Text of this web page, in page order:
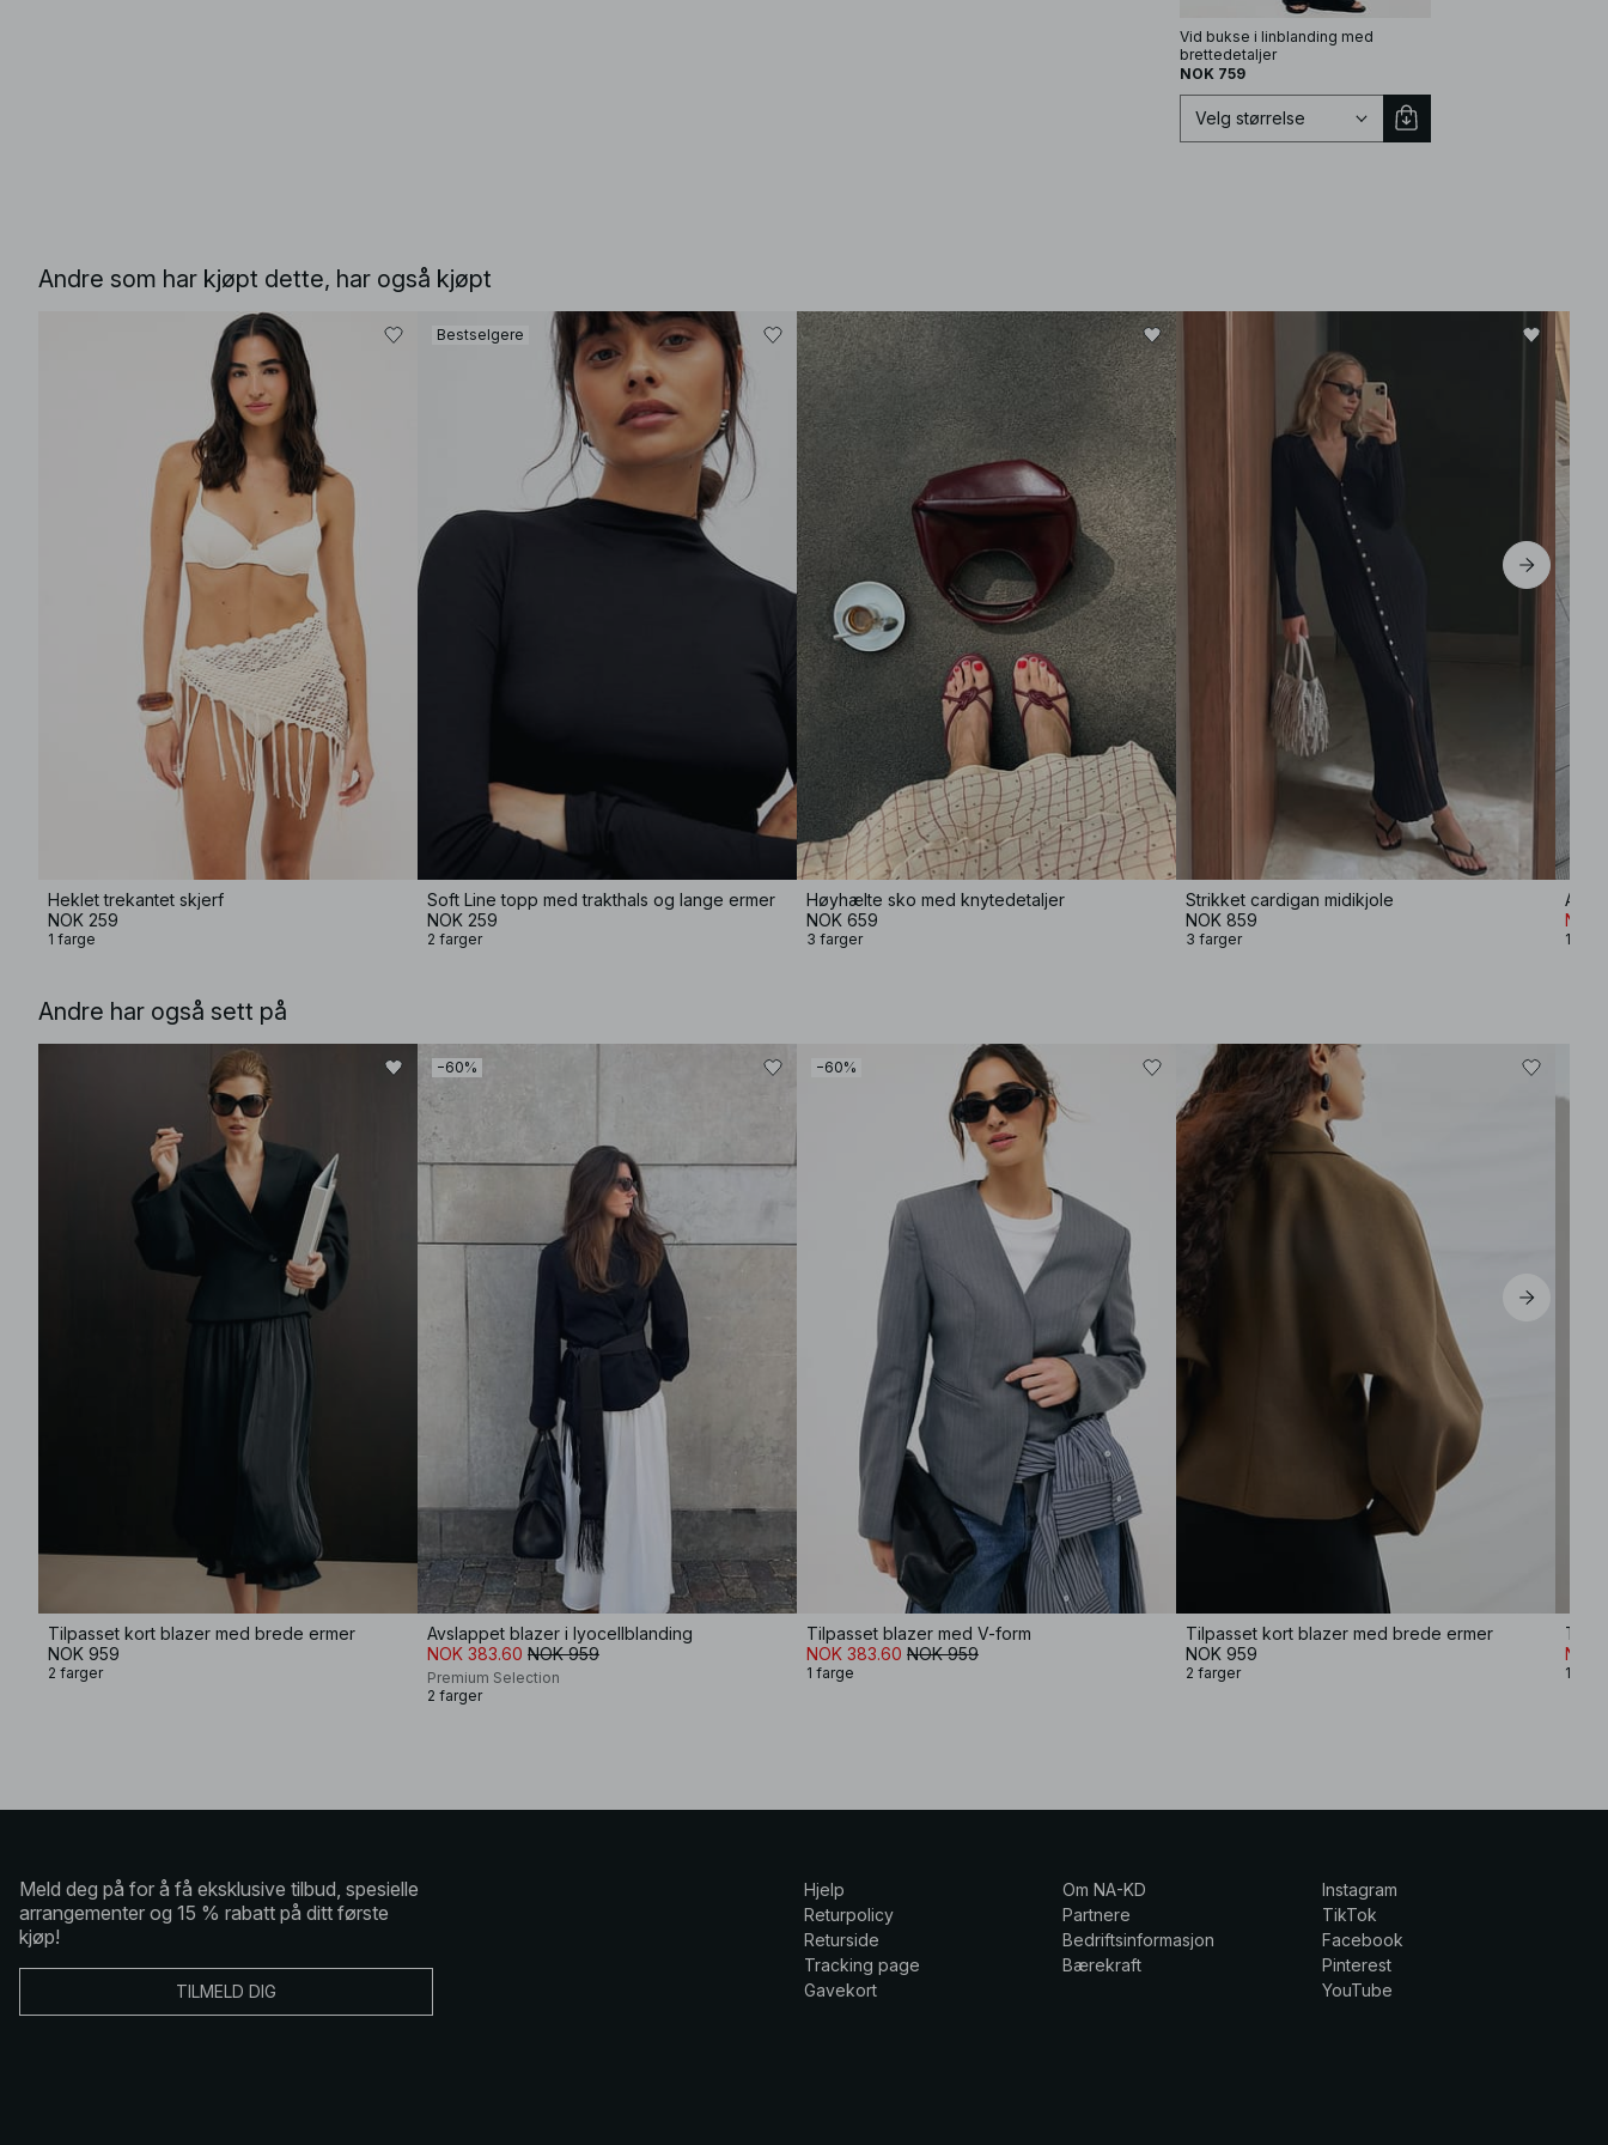
Vid bukse i linblanding med
brettedetaljer
NOK 759
Velg størrelse
Andre som har kjøpt dette, har også kjøpt
Heklet trekantet skjerf
NOK 259
1 farge
Bestselgere
Soft Line topp med trakthals og lange ermer
NOK 259
2 farger
Høyhælte sko med knytedetaljer
NOK 659
3 farger
Strikket cardigan midikjole
NOK 859
3 farger
NOK
1
Andre har også sett på
Tilpasset kort blazer med brede ermer
NOK 959
2 farger
−60%
Avslappet blazer i lyocellblanding
NOK 383.60 NOK 959
Premium Selection
2 farger
−60%
Tilpasset blazer med V-form
NOK 383.60 NOK 959
1 farge
Tilpasset kort blazer med brede ermer
NOK 959
2 farger
NOK
1
Meld deg på for å få eksklusive tilbud, spesielle
arrangementer og 15 % rabatt på ditt første
kjøp!
TILMELD DIG
Hjelp
Returpolicy
Returside
Tracking page
Gavekort
Om NA-KD
Partnere
Bedriftsinformasjon
Bærekraft
Instagram
TikTok
Facebook
Pinterest
YouTube